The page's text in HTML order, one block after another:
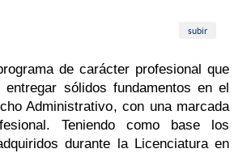
subir
de carácter profesional que
sólidos fundamentos en el
Administrativo, con una marcada
Teniendo como base los
durante la Licenciatura en